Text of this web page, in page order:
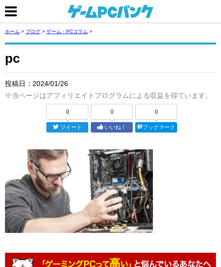
ホーム > ブログ > ゲーム・PCコラム >
pc
投稿日： 2024/01/26
※当ページはアフィリエイトプログラムによる収益を得ています。
0
ツイート
0
いいね！
0
ブックマーク